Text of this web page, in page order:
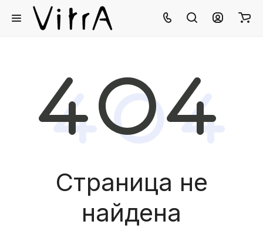
Страница не
найдена